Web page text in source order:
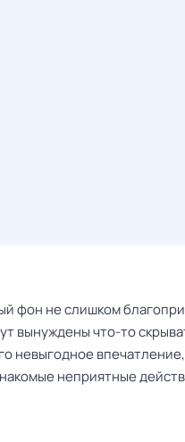
фон не слишком
вынуждены что-то
невыгодное
неприятные